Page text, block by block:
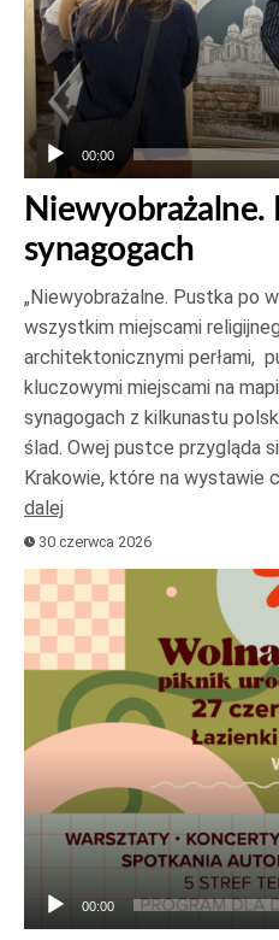
00:00
Niewyobrażalne.
synagogach
„Niewyobrażalne. Pustka po
wszystkim miejscami
architektonicznymi perłami,
kluczowymi miejscami na
synagogach z kilkunastu
ślad. Owej pustce przygląda
Krakowie, które na wystawie
dalej
30 czerwca 2026
Odtwarzacz
plików
dźwiękowych
00:00